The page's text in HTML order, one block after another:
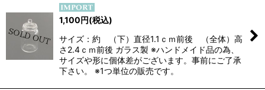
1,100 円(税込)
サイズ：約 （下）直径1.1ｃｍ前後 （全体）高
さ2.4ｃｍ前後 ガラス製 ※ハンドメイド品の為、
サイズや形に個体差がございます。事前にご了承
下さい。 ※1つ単位の販売です。